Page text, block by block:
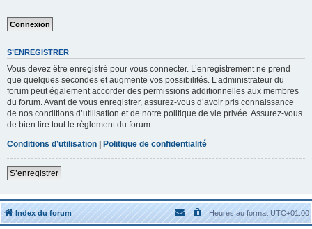
S’ENREGISTRER
Vous devez être enregistré pour vous connecter. L’enregistrement ne prend
que quelques secondes et augmente vos possibilités. L’administrateur du
forum peut également accorder des permissions additionnelles aux membres
du forum. Avant de vous enregistrer, assurez-vous d’avoir pris connaissance
de nos conditions d’utilisation et de notre politique de vie privée. Assurez-vous
de bien lire tout le règlement du forum.
Conditions d’utilisation | Politique de confidentialité
S’enregistrer
Index du forum Heures au formatUTC+01:00